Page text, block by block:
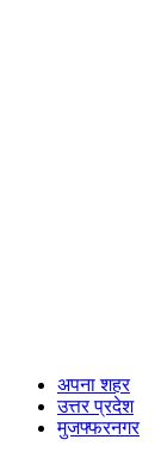
अपना शहर
उत्तर प्रदेश
मुजफ्फरनगर